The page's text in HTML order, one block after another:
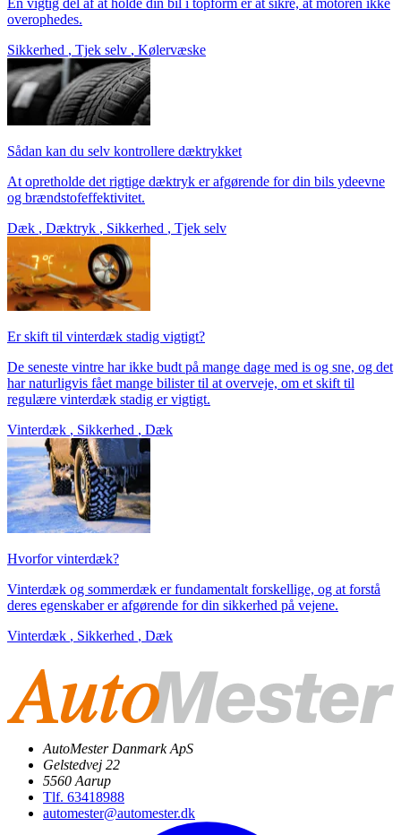
En vigtig del af at holde din bil i topform er at sikre, at motoren ikke
overophedes.
Sikkerhed , Tjek selv , Kølervæske
Sådan kan du selv kontrollere dæktrykket
At opretholde det rigtige dæktryk er afgørende for din bils ydeevne
og brændstofeffektivitet.
Dæk , Dæktryk , Sikkerhed , Tjek selv
Er skift til vinterdæk stadig vigtigt?
De seneste vintre har ikke budt på mange dage med is og sne, og det
har naturligvis fået mange bilister til at overveje, om et skift til
regulære vinterdæk stadig er vigtigt.
Vinterdæk , Sikkerhed , Dæk
Hvorfor vinterdæk?
Vinterdæk og sommerdæk er fundamentalt forskellige, og at forstå
deres egenskaber er afgørende for din sikkerhed på vejene.
Vinterdæk , Sikkerhed , Dæk
AutoMester Danmark ApS
Gelstedvej 22
5560 Aarup
Tlf. 63418988
automester@automester.dk